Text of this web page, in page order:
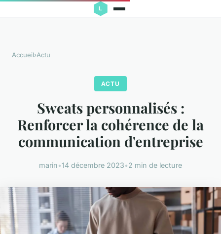
Accueil›Actu
ACTU
Sweats personnalisés :
Renforcer la cohérence de la
communication d'entreprise
marin•14 décembre 2023•2 min de lecture